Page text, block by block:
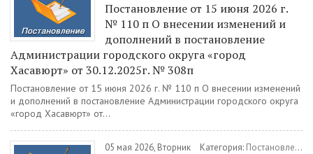
Постановление от 15 июня 2026 г.
№ 110 п О внесении изменений и
дополнений в постановление
Администрации городского округа «город
Хасавюрт» от 30.12.2025г. № 308п
Постановление от 15 июня 2026 г. № 110 п О внесении изменений
и дополнений в постановление Администрации городского округа
«город Хасавюрт» от...
05 мая 2026, Вторник Категория: Постановления